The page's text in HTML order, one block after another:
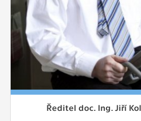
Ředitel doc. Ing. Jiří